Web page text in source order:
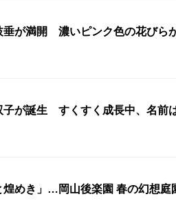
垂が満開 濃いピンク色の花びら
子が誕生 すくすく成長中、名
煌めき」…岡山後楽園 春の幻想庭